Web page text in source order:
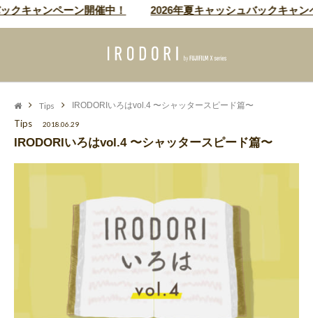
キャンペーン開催中！ 2026年夏キャッシュバックキャンペ
Tips IRODORIいろはvol.4 〜シャッタースピード篇〜
Tips 2018.06.29
IRODORIいろはvol.4 〜シャッタースピード篇〜